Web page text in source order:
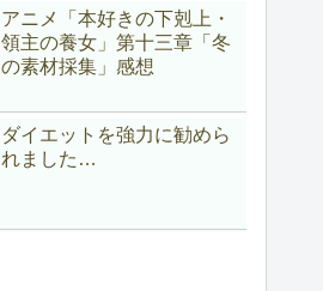
アニメ「本好きの下剋上・
領主の養女」第十三章「冬
の素材採集」感想
ダイエットを強力に勧めら
れました…